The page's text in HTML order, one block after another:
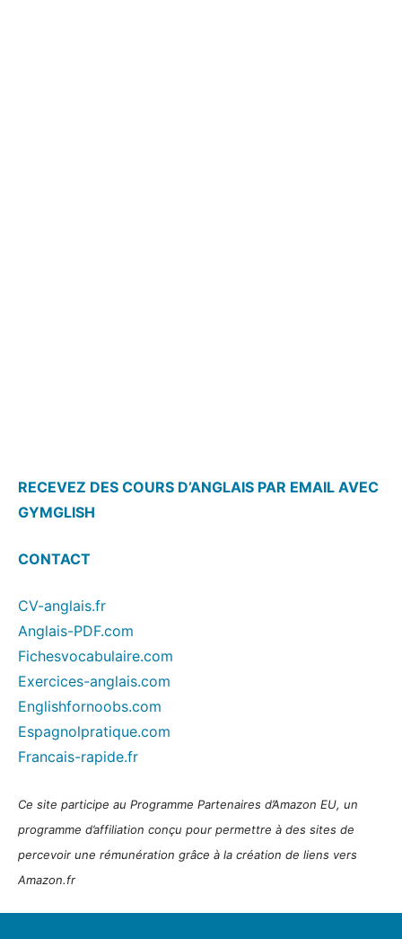
RECEVEZ DES COURS D’ANGLAIS PAR EMAIL AVEC
GYMGLISH
CONTACT
CV-anglais.fr
Anglais-PDF.com
Fichesvocabulaire.com
Exercices-anglais.com
Englishfornoobs.com
Espagnolpratique.com
Francais-rapide.fr
Ce site participe au Programme Partenaires d’Amazon EU, un
programme d’affiliation conçu pour permettre à des sites de
percevoir une rémunération grâce à la création de liens vers
Amazon.fr